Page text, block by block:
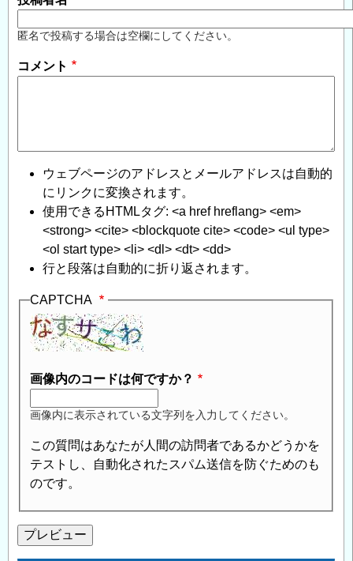
試
験
格
て」
へ
の
返
信
匿名で投稿する場合は空欄にしてください。
コメント
ウェブページのアドレスとメールアドレスは自動的
にリンクに変換されます。
使用できるHTMLタグ: <a href hreflang> <em>
<strong> <cite> <blockquote cite> <code> <ul type>
<ol start type> <li> <dl> <dt> <dd>
行と段落は自動的に折り返されます。
CAPTCHA
画像内のコードは何ですか？
画像内に表示されている文字列を入力してください。
この質問はあなたが人間の訪問者であるかどうかを
テストし、自動化されたスパム送信を防ぐためのも
のです。